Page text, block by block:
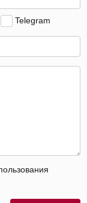
Telegram